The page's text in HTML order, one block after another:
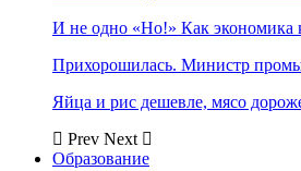
И не одно «Но!» Как экономика
Прихорошилась. Министр
Яйца и рис дешевле, мясо
Prev Next
Образование